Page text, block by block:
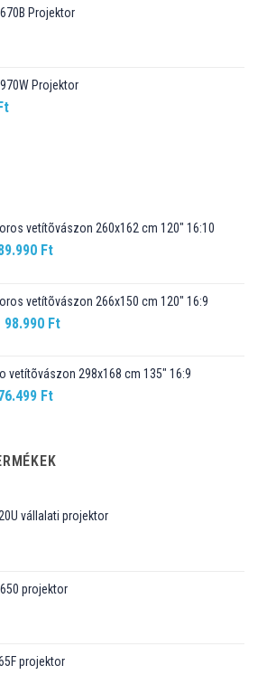
Projektor
Projektor
Ft
vetítõvászon 260x162 cm 120" 16:10
Ft.
FtCurrent
89.990 Ft.
vetítõvászon 266x150 cm 120" 16:9
Original
109.990 Ft.
98.990 FtCurrent
98.990 Ft.
vetítõvászon 298x168 cm 135" 16:9
Ft.
FtCurrent
76.499 Ft.
vállalati projektor
projektor
projektor